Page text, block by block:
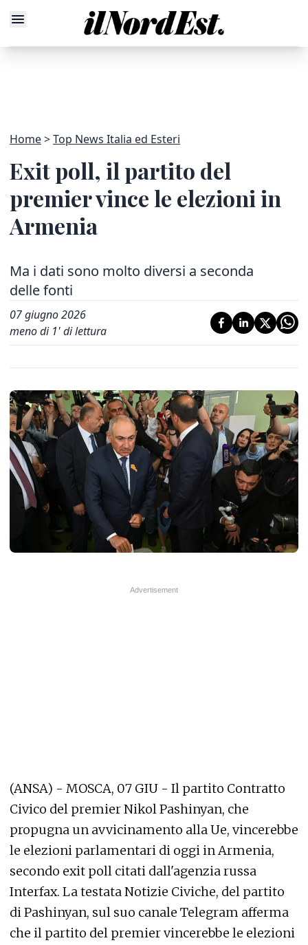
Home Top News Italia ed Esteri
Exit poll, il partito del
premier vince le elezioni in
Armenia
Ma i dati sono molto diversi a seconda
delle fonti
07 giugno 2026
meno di 1' di lettura
(ANSA) - MOSCA, 07 GIU - Il partito Contratto
Civico del premier Nikol Pashinyan, che
propugna un avvicinamento alla Ue, vincerebbe
le elezioni parlamentari di oggi in Armenia,
secondo exit poll citati dall'agenzia russa
Interfax. La testata Notizie Civiche, del partito
di Pashinyan, sul suo canale Telegram afferma
che il partito del premier vincerebbe le elezioni